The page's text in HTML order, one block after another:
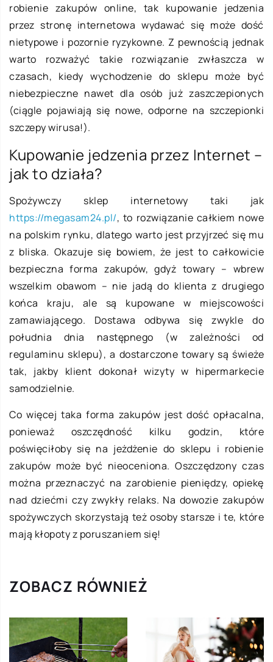
robienie zakupów online, tak kupowanie jedzenia
przez stronę internetowa wydawać się może dość
nietypowe i pozornie ryzykowne. Z pewnością jednak
warto rozważyć takie rozwiązanie zwłaszcza w
czasach, kiedy wychodzenie do sklepu może być
niebezpieczne nawet dla osób już zaszczepionych
(ciągle pojawiają się nowe, odporne na szczepionki
szczepy wirusa!).
Kupowanie jedzenia przez Internet –
jak to działa?
Spożywczy sklep internetowy taki jak
https://megasam24.pl/, to rozwiązanie całkiem nowe
na polskim rynku, dlatego warto jest przyjrzeć się mu
z bliska. Okazuje się bowiem, że jest to całkowicie
bezpieczna forma zakupów, gdyż towary – wbrew
wszelkim obawom – nie jadą do klienta z drugiego
końca kraju, ale są kupowane w miejscowości
zamawiającego. Dostawa odbywa się zwykle do
południa dnia następnego (w zależności od
regulaminu sklepu), a dostarczone towary są świeże
tak, jakby klient dokonał wizyty w hipermarkecie
samodzielnie.
Co więcej taka forma zakupów jest dość opłacalna,
ponieważ oszczędność kilku godzin, które
poświęciłoby się na jeżdżenie do sklepu i robienie
zakupów może być nieoceniona. Oszczędzony czas
można przeznaczyć na zarobienie pieniędzy, opiekę
nad dziećmi czy zwykły relaks. Na dowozie zakupów
spożywczych skorzystają też osoby starsze i te, które
mają kłopoty z poruszaniem się!
ZOBACZ RÓWNIEŻ